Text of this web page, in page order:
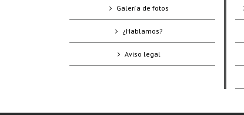
Galería de fotos
¿Hablamos?
Aviso legal